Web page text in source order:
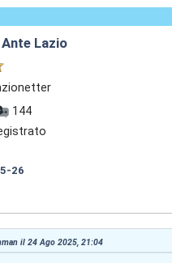
Ante Lazio
144
26
il 24 Ago 2025, 21:04